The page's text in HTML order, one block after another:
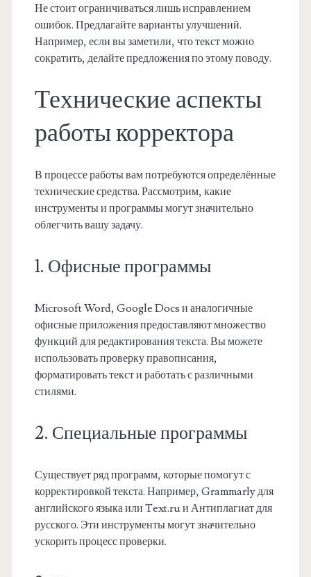
Не стоит ограничиваться лишь исправлением
ошибок. Предлагайте варианты улучшений.
Например, если вы заметили, что текст можно
сократить, делайте предложения по этому поводу.
Технические аспекты
работы корректора
В процессе работы вам потребуются определённые
технические средства. Рассмотрим, какие
инструменты и программы могут значительно
облегчить вашу задачу.
1. Офисные программы
Microsoft Word, Google Docs и аналогичные
офисные приложения предоставляют множество
функций для редактирования текста. Вы можете
использовать проверку правописания,
форматировать текст и работать с различными
стилями.
2. Специальные программы
Существует ряд программ, которые помогут с
корректировкой текста. Например, Grammarly для
английского языка или Text.ru и Антиплагиат для
русского. Эти инструменты могут значительно
ускорить процесс проверки.